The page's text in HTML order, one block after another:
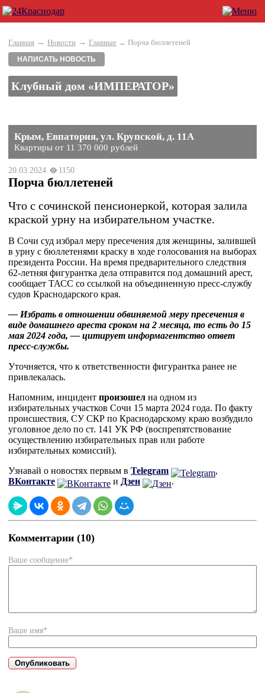
Главная → Новости → Главные → Порча бюллетеней
НАПИСАТЬ НОВОСТЬ
Клубный дом «ИМПЕРАТОР»
Крым, Евпатория, ул. Крупской, д. 11А
Квартиры от 11 370 000 рублей
20.03.2024 1150
Порча бюллетеней
Что с сочинской пенсионеркой, которая залила
краской урну на избирательном участке.
В Сочи суд избрал меру пресечения для женщины, залившей
в урну с бюллетенями краску в ходе голосования на выборах
президента России. На время предварительного следствия
62-летняя фигурантка дела отправится под домашний арест,
сообщает ТАСС со ссылкой на объединенную пресс-службу
судов Краснодарского края.
— Избрать в отношении обвиняемой меру пресечения в
виде домашнего ареста сроком на 2 месяца, то есть до 15
мая 2024 года, — цитирует информагентство ответ
пресс-службы.
Уточняется, что к ответственности фигурантка ранее не
привлекалась.
Напомним, инцидент произошел на одном из
избирательных участков Сочи 15 марта 2024 года. По факту
происшествия, СУ СКР по Краснодарскому краю возбудило
уголовное дело по ст. 141 УК РФ (воспрепятствование
осуществлению избирательных прав или работе
избирательных комиссий).
Узнавай о новостях первым в Telegram
,
ВКонтакте
и Дзен .
Комментарии (10)
Ваше сообщение*
Ваше имя*